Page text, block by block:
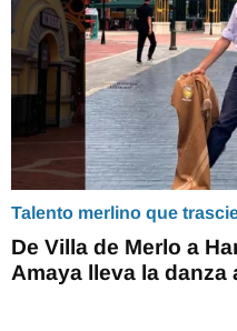
Talento merlino que
De Villa de Merlo a
Amaya lleva la